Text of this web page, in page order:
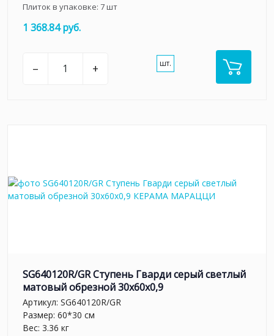
Плиток в упаковке: 7шт
1 368.84 руб.
– + шт.
SG640120R/GR Ступень Гварди серый светлый
матовый обрезной 30x60x0,9
Артикул: SG640120R/GR
Размер: 60*30 см
Вес: 3.36 кг